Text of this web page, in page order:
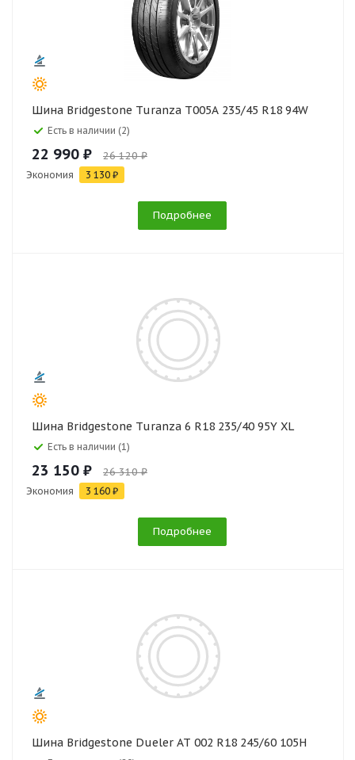
Шина Bridgestone Turanza T005A 235/45 R18 94W
Есть в наличии (2)
22 990 ₽ 26 120 ₽
Экономия 3 130 ₽
Подробнее
Шина Bridgestone Turanza 6 R18 235/40 95Y XL
Есть в наличии (1)
23 150 ₽ 26 310 ₽
Экономия 3 160 ₽
Подробнее
Шина Bridgestone Dueler AT 002 R18 245/60 105H